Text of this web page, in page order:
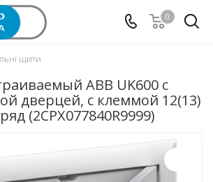
0
щити
ABB UK600 с
дверцей, с клеммой 12(13)
(2CPX077840R9999)